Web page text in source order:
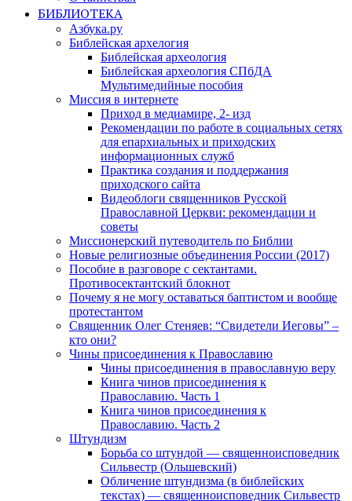
БИБЛИОТЕКА
Азбука.ру
Библейская архелогия
Библейская археология
Библейская археология СПбДА
Мультимедийные пособия
Миссия в интернете
Приход в медиамире, 2- изд
Рекомендации по работе в социальных сетях
для епархиальных и приходских
информационных служб
Практика создания и поддержания
приходского сайта
Видеоблоги священников Русской
Православной Церкви: рекомендации и
советы
Миссионерский путеводитель по Библии
Новые религиозные объединения России (2017)
Пособие в разговоре с сектантами.
Противосектантский блокнот
Почему я не могу оставаться баптистом и вообще
протестантом
Священник Олег Стеняев: “Свидетели Иеговы” –
кто они?
Чины присоединения к Православию
Чины присоединения в православную веру
Книга чинов присоединения к
Православию. Часть 1
Книга чинов присоединения к
Православию. Часть 2
Штундизм
Борьба со штундой — священноисповедник
Сильвестр (Ольшевский)
Обличение штундизма (в библейских
текстах) — священноисповедник Сильвестр